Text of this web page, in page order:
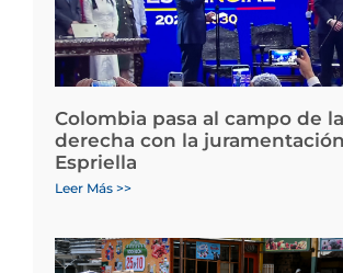
Colombia pasa al campo de
derecha con la
Espriella
Leer Más >>